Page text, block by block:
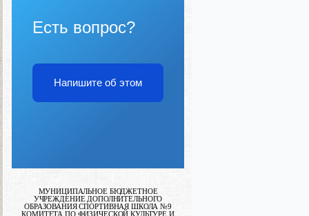
Есть вопрос?
Напишите об этом
МУНИЦИПАЛЬНОЕ БЮДЖЕТНОЕ
УЧРЕЖДЕНИЕ ДОПОЛНИТЕЛЬНОГО
ОБРАЗОВАНИЯ СПОРТИВНАЯ ШКОЛА №9
КОМИТЕТА ПО ФИЗИЧЕСКОЙ КУЛЬТУРЕ И